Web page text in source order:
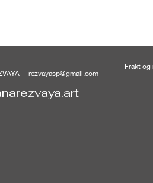
rezvayasp@gmail.com
Frakt og